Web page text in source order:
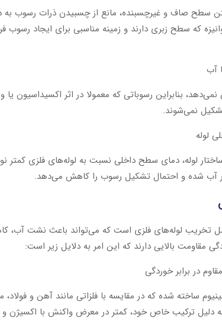
سطح صاف و غیرچسبنده، مانع از چسبیدن ذرات رسوب به
که سطح زبری دارند و زمینه مناسبی برای ایجاد رسوب
آب
نمی‌دهد، بنابراین رسوباتی که معمولا در اثر اکسیداسیون
نمی‌شوند.
لوله
لوله، دمای سطح داخلی نسبت به لوله‌های فلزی
آب شده و احتمال تشکیل رسوب را کاهش می‌دهد.
تخریب لوله‌های فلزی است که می‌تواند باعث نشت آب،
مقاومت بالایی دارند که این امر به دلایل زیر است:
در برابر خوردگی
ساخته شده که در مقایسه با فلزاتی مانند آهن و
به دلیل ترکیب خاص خود، کمتر در معرض واکنش با اکسیژن و